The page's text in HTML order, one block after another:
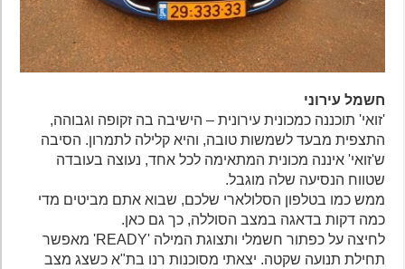
חשמל עירוני
'זואי' תוכננה כמכונית עירונית – הישיבה בה זקופה וגבוהה,
התצפית מבעד לשמשות טובה, והיא קלילה לתמרון. הסיבה
ש'זואי' איננה מכונית המתאימה לכל אחד, נעוצה בעובדה
שטווח הנסיעה שלה מוגבל.
ממש כמו בטלפון הסלולארי שלכם, שבוא אתם מביטים מדי
כמה דקות בדאגה במצב הסוללה, כך גם כאן.
לחיצה על כפתור חשמלי ותצוגת המילה 'READY' מאפשר
תחילת תנועה שקטה. יצאתי מסוכנות רנו בת"א כשצג מצב